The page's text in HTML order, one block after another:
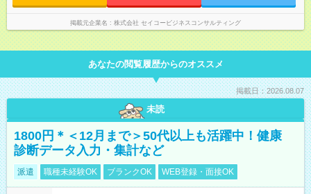
掲載元企業名 株式会社 セイコービジネスコンサルティング
あなたの閲覧履歴からのオススメ
掲載日：2026.08.07
未読
1800円＊＜12月まで＞50代以上も活躍中！健康
診断データ入力・集計など
派遣 職種未経験OK ブランクOK WEB登録・面接OK